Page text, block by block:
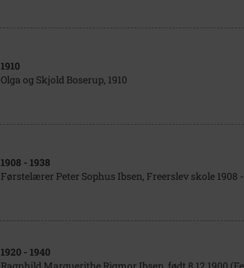
1910
Olga og Skjold Boserup, 1910
1908 - 1938
Førstelærer Peter Sophus Ibsen, Freerslev skole 1908 -
1920 - 1940